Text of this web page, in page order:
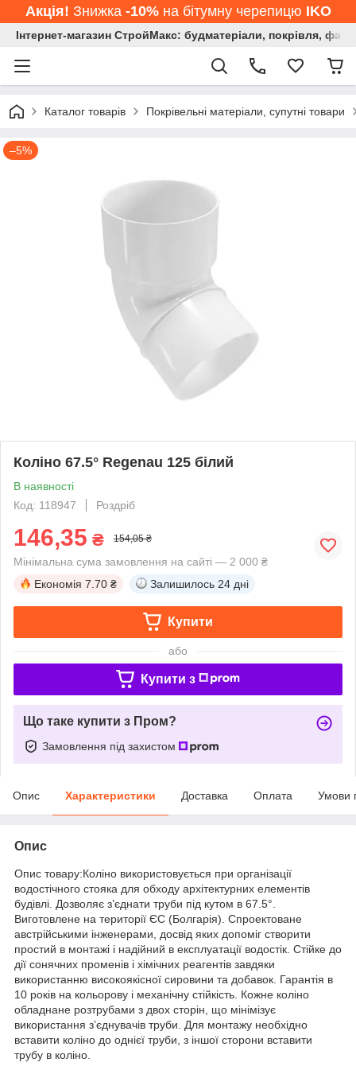
Акція! Знижка -10%на бітумну черепицю IKO
Інтернет-магазин СтройМакс: будматеріали, покрівля,
Каталог товарів Покрівельні матеріали, супутні товари
–5%
Коліно 67.5° Regenau 125 білий
В наявності
Код: 118947
Роздріб
146,35 ₴ 154,05 ₴
Мінімальна сума замовлення на сайті — 2 000 ₴
Економія 7.70 ₴ Залишилось 24 дні
Купити
або
Купити з
Що таке купити з Пром?
Замовлення під захистом
Опис Характеристики Доставка Оплата Умови
Опис
Опис товару:Коліно використовується при організації
водостічного стояка для обходу архітектурних елементів
будівлі. Дозволяє з’єднати труби під кутом в 67.5°.
Виготовлене на території ЄС (Болгарія). Спроектоване
австрійськими інженерами, досвід яких допоміг створити
простий в монтажі і надійний в експлуатації водостік. Стійке до
дії сонячних променів і хімічних реагентів завдяки
використанню високоякісної сировини та добавок. Гарантія в
10 років на кольорову і механічну стійкість. Кожне коліно
обладнане розтрубами з двох сторін, що мінімізує
використання з’єднувачів труби. Для монтажу необхідно
вставити коліно до однієї труби, з іншої сторони вставити
трубу в коліно.